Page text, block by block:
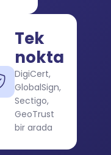
Tek
nokta
DigiCert,
GlobalSign,
Sectigo,
GeoTrust
bir arada